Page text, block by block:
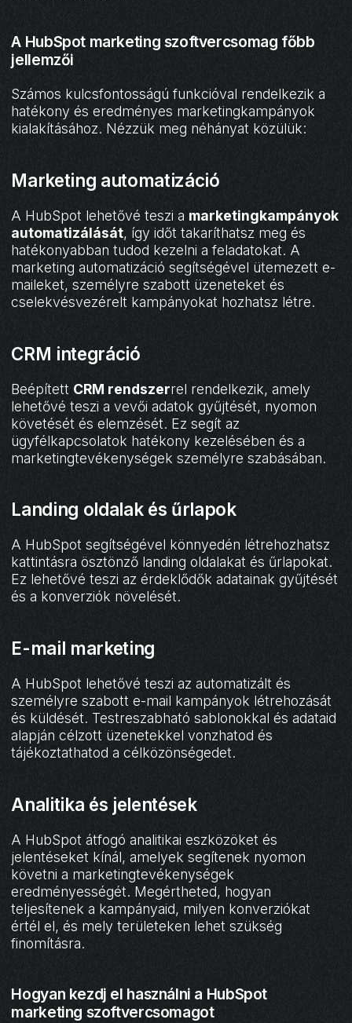
A HubSpot marketing szoftvercsomag főbb
jellemzői
Számos kulcsfontosságú funkcióval rendelkezik a
hatékony és eredményes marketingkampányok
kialakításához. Nézzük meg néhányat közülük:
Marketing automatizáció
A HubSpot lehetővé teszi a marketingkampányok
automatizálását, így időt takaríthatsz meg és
hatékonyabban tudod kezelni a feladatokat. A
marketing automatizáció segítségével ütemezett e-
maileket, személyre szabott üzeneteket és
cselekvésvezérelt kampányokat hozhatsz létre.
CRM integráció
Beépített CRM rendszerrel rendelkezik, amely
lehetővé teszi a vevői adatok gyűjtését, nyomon
követését és elemzését. Ez segít az
ügyfélkapcsolatok hatékony kezelésében és a
marketingtevékenységek személyre szabásában.
Landing oldalak és űrlapok
A HubSpot segítségével könnyedén létrehozhatsz
kattintásra ösztönző landing oldalakat és űrlapokat.
Ez lehetővé teszi az érdeklődők adatainak gyűjtését
és a konverziók növelését.
E-mail marketing
A HubSpot lehetővé teszi az automatizált és
személyre szabott e-mail kampányok létrehozását
és küldését. Testreszabható sablonokkal és adataid
alapján célzott üzenetekkel vonzhatod és
tájékoztathatod a célközönségedet.
Analitika és jelentések
A HubSpot átfogó analitikai eszközöket és
jelentéseket kínál, amelyek segítenek nyomon
követni a marketingtevékenységek
eredményességét. Megértheted, hogyan
teljesítenek a kampányaid, milyen konverziókat
értél el, és mely területeken lehet szükség
finomításra.
Hogyan kezdj el használni a HubSpot
marketing szoftvercsomagot